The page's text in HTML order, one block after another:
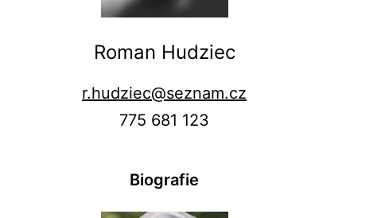
Roman Hudziec
r.hudziec@seznam.cz
775 681 123
Biografie